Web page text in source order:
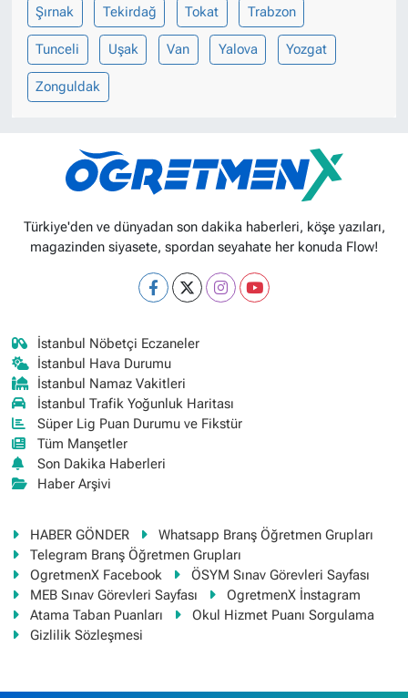
Şırnak Tekirdağ Tokat Trabzon
Tunceli Uşak Van Yalova Yozgat
Zonguldak
Türkiye'den ve dünyadan son dakika haberleri, köşe yazıları,
magazinden siyasete, spordan seyahate her konuda Flow!
İstanbul Nöbetçi Eczaneler
İstanbul Hava Durumu
İstanbul Namaz Vakitleri
İstanbul Trafik Yoğunluk Haritası
Süper Lig Puan Durumu ve Fikstür
Tüm Manşetler
Son Dakika Haberleri
Haber Arşivi
HABER GÖNDER
Whatsapp Branş Öğretmen Grupları
Telegram Branş Öğretmen Grupları
OgretmenX Facebook
ÖSYM Sınav Görevleri Sayfası
MEB Sınav Görevleri Sayfası
OgretmenX İnstagram
Atama Taban Puanları
Okul Hizmet Puanı Sorgulama
Gizlilik Sözleşmesi